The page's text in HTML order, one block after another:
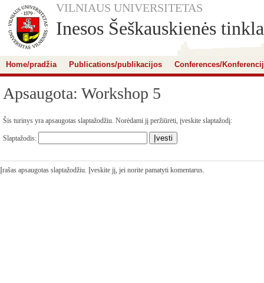
VILNIAUS UNIVERSITETAS
Inesos Šeškauskienės
Home/pradžia Publications/publikacijos Conferences/
Apsaugota: Workshop 5
Šis turinys yra apsaugotas slaptažodžiu. Norėdami jį peržiūrėti, įveskite slaptažodį:
Slaptažodis:
Įrašas apsaugotas slaptažodžiu. Įveskite jį, jei norite pamatyti komentarus.